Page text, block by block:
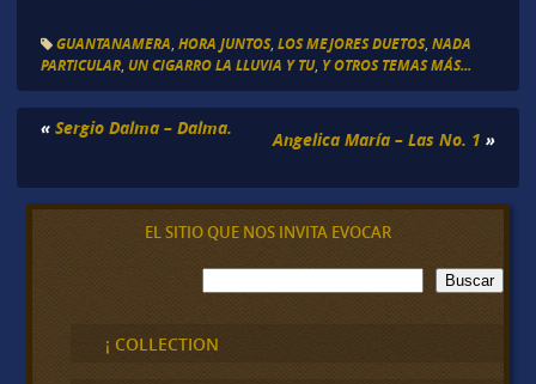
GUANTANAMERA HORA JUNTOS, LOS MEJORES DUETOS, NADA
PARTICULAR, UN CIGARRO LA LLUVIA Y TU, Y OTROS TEMAS MÁS...
« Sergio Dalma – Dalma.
Angelica María – Las No. 1 »
EL SITIO QUE NOS INVITA EVOCAR
B
u
c
a
Buscar
¡ COLLECTION